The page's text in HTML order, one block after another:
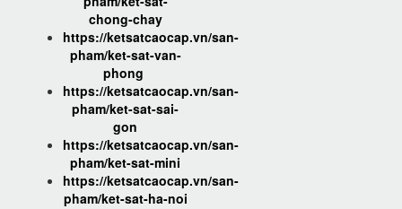
chong-chay
https://ketsatcaocap.vn/san-
pham/ket-sat-van-
phong
https://ketsatcaocap.vn/san-
pham/ket-sat-sai-
gon
https://ketsatcaocap.vn/san-
pham/ket-sat-mini
https://ketsatcaocap.vn/san-
pham/ket-sat-ha-noi